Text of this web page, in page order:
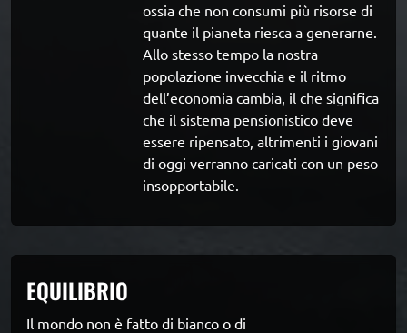
ossia che non consumi più risorse di
quante il pianeta riesca a generarne.
Allo stesso tempo la nostra
popolazione invecchia e il ritmo
dell’economia cambia, il che significa
che il sistema pensionistico deve
essere ripensato, altrimenti i giovani
di oggi verranno caricati con un peso
insopportabile.
EQUILIBRIO
Il mondo non è fatto di bianco o di